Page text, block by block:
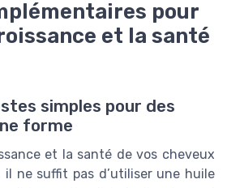
pour
et la santé
simples pour des
forme
et la santé de vos cheveux
ne suffit pas d’utiliser une huile